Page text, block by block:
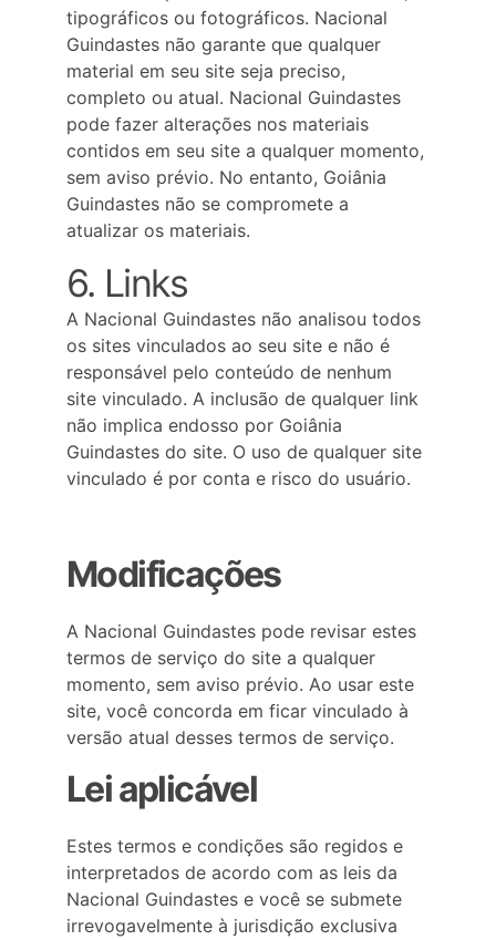
tipográficos ou fotográficos. Nacional
Guindastes não garante que qualquer
material em seu site seja preciso,
completo ou atual. Nacional Guindastes
pode fazer alterações nos materiais
contidos em seu site a qualquer momento,
sem aviso prévio. No entanto, Goiânia
Guindastes não se compromete a
atualizar os materiais.
6. Links
A Nacional Guindastes não analisou todos
os sites vinculados ao seu site e não é
responsável pelo conteúdo de nenhum
site vinculado. A inclusão de qualquer link
não implica endosso por Goiânia
Guindastes do site. O uso de qualquer site
vinculado é por conta e risco do usuário.
Modificações
A Nacional Guindastes pode revisar estes
termos de serviço do site a qualquer
momento, sem aviso prévio. Ao usar este
site, você concorda em ficar vinculado à
versão atual desses termos de serviço.
Lei aplicável
Estes termos e condições são regidos e
interpretados de acordo com as leis da
Nacional Guindastes e você se submete
irrevogavelmente à jurisdição exclusiva